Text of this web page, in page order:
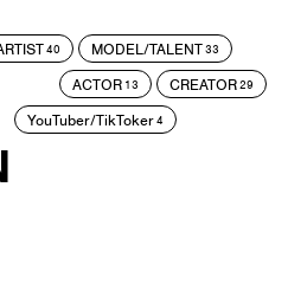
40 MODEL/TALENT33
ACTOR 13 CREATOR29
YouTuber/TikToker4